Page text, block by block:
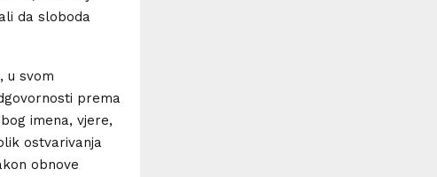
da sloboda
u svom
prema
imena, vjere,
ostvarivanja
obnove